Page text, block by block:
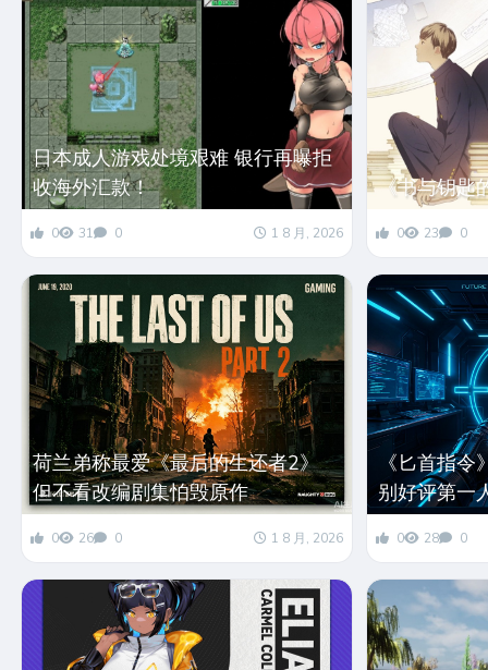
日本成人游戏处境艰难 银行再曝拒
收海外汇款！
0 31 0 1 8 月, 2026
《书与钥匙
0 23 0
荷兰弟称最爱《最后的生还者2》
但不看改编剧集怕毁原作
0 26 0 1 8 月, 2026
《匕首指
别好评第一
0 28 0